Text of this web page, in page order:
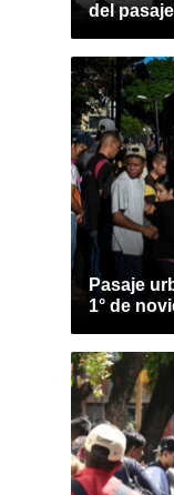
del
Pasaje
1° de